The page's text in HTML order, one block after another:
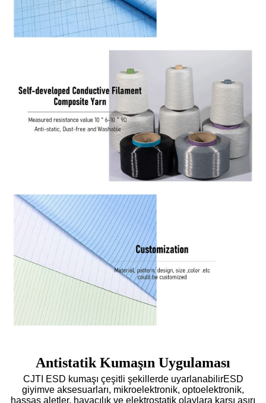
Antistatik Kumaşın Uygulaması
CJTI ESD kumaşı çeşitli şekillerde uyarlanabilirESD
giyimve aksesuarları, mikroelektronik, optoelektronik,
hassas aletler, havacılık ve elektrostatik olaylara karşı aşırı